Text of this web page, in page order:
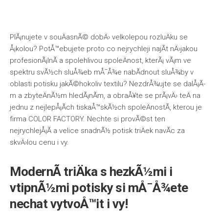
Vzdělání
PlÃ¡nujete v souÄasnÃ© dobÄ› velkolepou rozluÄku se
Å¡kolou? PotÅ™ebujete proto co nejrychleji najÃ­t nÄ›jakou
profesionÃ¡lnÃ­ a spolehlivou spoleÄnost, kterÃ¡ vÃ¡m ve
spektru svÃ½ch sluÅ¾eb mÅ¯Å¾e nabÃ­dnout sluÅ¾by v
oblasti potisku jakÃ©hokoliv textilu? NezdrÅ¾ujte se dalÅ¡Ã­
m a zbyteÄnÃ½m hledÃ¡nÃ­m, a obraÅ¥te se prÃ¡vÄ› teÄ na
jednu z nejlepÅ¡Ã­ch tiskaÅ™skÃ½ch spoleÄnostÃ­, kterou je
firma COLOR FACTORY. Nechte si provÃ©st ten
nejrychlejÅ¡Ã­ a velice snadnÃ½ potisk triÄek navÃ­c za
skvÄ›lou cenu i vy.
ModernÃ­ triÄka s hezkÃ½mi i
vtipnÃ½mi potisky si mÅ¯Å¾ete
nechat vytvoÅ™it i vy!